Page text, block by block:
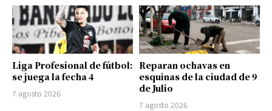
Liga Profesional de fútbol:
se juega la fecha 4
7 agosto 2026
Reparan ochavas en
esquinas de la ciudad de 9
de Julio
7 agosto 2026